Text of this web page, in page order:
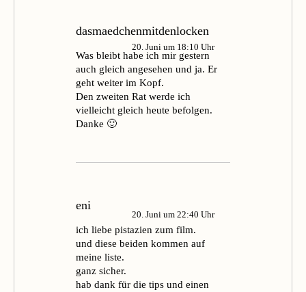
dasmaedchenmitdenlocken
20. Juni um 18:10 Uhr
Was bleibt habe ich mir gestern
auch gleich angesehen und ja. Er
geht weiter im Kopf.
Den zweiten Rat werde ich
vielleicht gleich heute befolgen.
Danke 🙂
eni
20. Juni um 22:40 Uhr
ich liebe pistazien zum film.
und diese beiden kommen auf
meine liste.
ganz sicher.
hab dank für die tips und einen